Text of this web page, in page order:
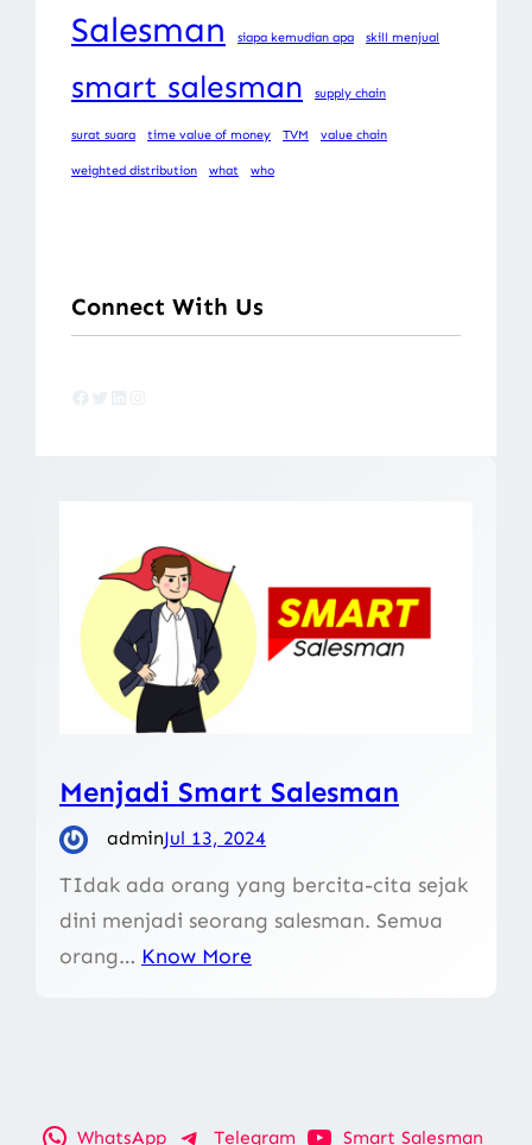
Salesman siapa kemudian apa skill menjual
smart salesman supply chain
surat suara time value of money TVM value chain
weighted distribution what who
Connect With Us
Menjadi Smart Salesman
adminJul 13, 2024
TIdak ada orang yang bercita-cita sejak
dini menjadi seorang salesman. Semua
orang… Know More
WhatsApp Telegram Smart Salesman